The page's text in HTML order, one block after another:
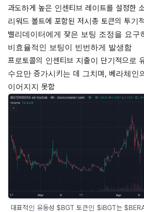
과도하게 높은 인센티브 레이트를 설정한
리워드 볼트에 포함된 저시총 토큰의 투기
밸리데이터에게 잦은 보팅 조정을 요구
비효율적인 보팅이 빈번하게 발생함
프로토콜의 인센티브 지출이 단기적으로
수요만 증가시키는 데 그치며, 베라체인
이어지지 못함
대표적인 유동성 $BGT 토큰인 $iBGT는